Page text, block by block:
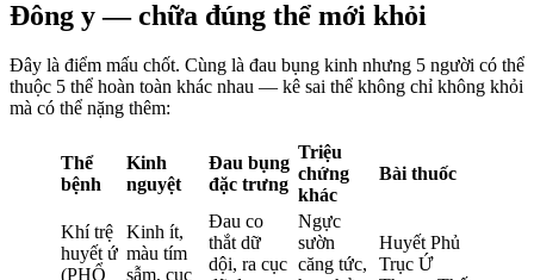
Đông y — chữa đúng thể mới khỏi
Đây là điểm mấu chốt. Cùng là đau bụng kinh nhưng 5 người có thể
thuộc 5 thể hoàn toàn khác nhau — kê sai thể không chỉ không khỏi
mà có thể nặng thêm:
Thể
bệnh
Kinh
nguyệt
Đau bụng
đặc trưng
Triệu
chứng
khác
Bài thuốc
Khí trệ
huyết ứ
(PHỔ
Kinh ít,
màu tím
sẫm, cục
Đau co
thắt dữ
dội, ra cục
Ngực
sườn
căng tức,
Huyết Phủ
Trục Ứ